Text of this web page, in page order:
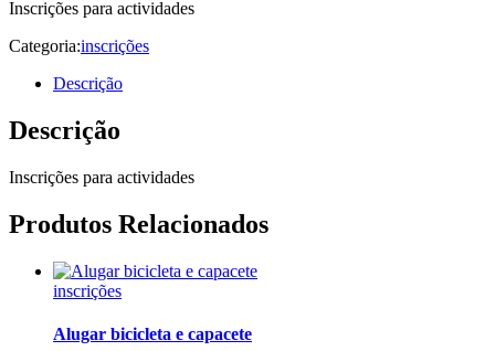
Inscrições para actividades
Categoria:inscrições
Descrição
Descrição
Inscrições para actividades
Produtos Relacionados
inscrições
Alugar bicicleta e capacete